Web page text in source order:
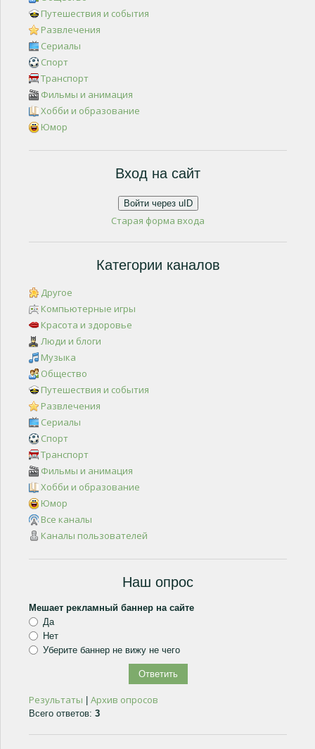
Путешествия и события
Развлечения
Сериалы
Спорт
Транспорт
Фильмы и анимация
Хобби и образование
Юмор
Вход на сайт
Войти через uID
Старая форма входа
Категории каналов
Другое
Компьютерные игры
Красота и здоровье
Люди и блоги
Музыка
Общество
Путешествия и события
Развлечения
Сериалы
Спорт
Транспорт
Фильмы и анимация
Хобби и образование
Юмор
Все каналы
Каналы пользователей
Наш опрос
Мешает рекламный баннер на сайте
Да
Нет
Уберите баннер не вижу не чего
Результаты Архив опросов
Всего ответов: 3